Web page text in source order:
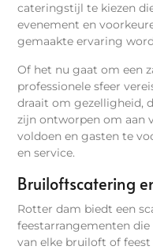
cateringstijl te kiezen
evenement en
gemaakte ervaring
Of het nu gaat om een
professionele sfeer
draait om gezelligheid,
zijn ontworpen om aan
voldoen en gasten te
en service.
Bruiloftscatering
Rotter dam biedt een
feestarrangementen
van elke bruiloft of